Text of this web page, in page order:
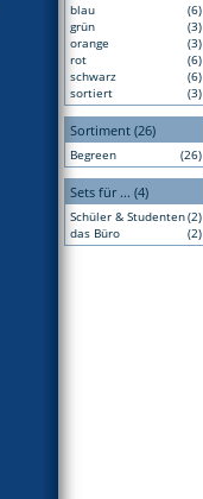
blau
(6)
grün
(3)
orange
(3)
rot
(6)
schwarz
(6)
sortiert
(3)
Sortiment (26)
Begreen (26)
Sets für ... (4)
Schüler & Studenten(2)
das Büro
(2)